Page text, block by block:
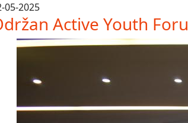
05-2025
Active Youth